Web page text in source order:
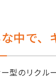
中で、
型のリクル